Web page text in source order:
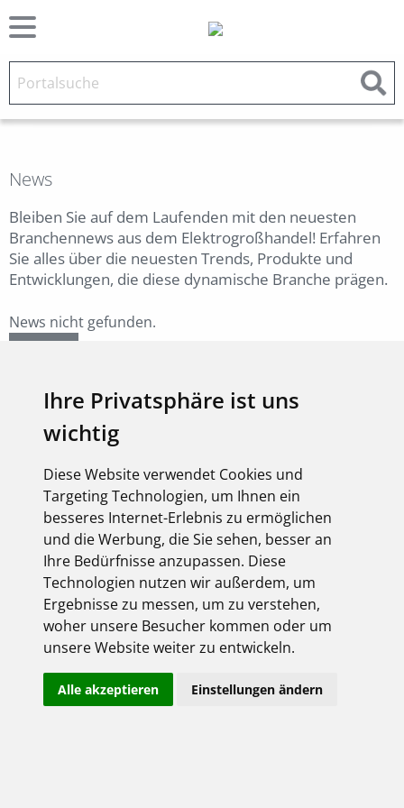
Ihre Privatsphäre ist uns
wichtig
Diese Website verwendet Cookies und
Targeting Technologien, um Ihnen ein
besseres Internet-Erlebnis zu ermöglichen
und die Werbung, die Sie sehen, besser an
Ihre Bedürfnisse anzupassen. Diese
Technologien nutzen wir außerdem, um
Ergebnisse zu messen, um zu verstehen,
woher unsere Besucher kommen oder um
unsere Website weiter zu entwickeln.
Alle akzeptieren Einstellungen ändern
News
Bleiben Sie auf dem Laufenden mit den neuesten
Branchennews aus dem Elektrogroßhandel! Erfahren
Sie alles über die neuesten Trends, Produkte und
Entwicklungen, die diese dynamische Branche prägen.
News nicht gefunden.
Derzeit liegen keine Termine vor!
Anmeldung
hier gehts rein ...